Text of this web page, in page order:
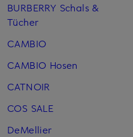
BURBERRY Schals &
Tücher
CAMBIO
CAMBIO Hosen
CATNOIR
COS SALE
DeMellier